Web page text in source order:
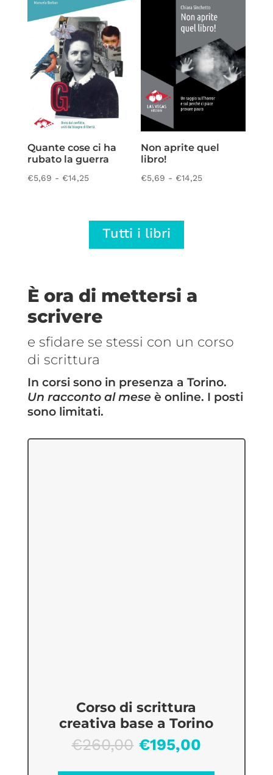
a
€14,25
€5,69
a
€14,25
Quante cose ci ha
rubato la guerra
€5,69 - €14,25Fascia
€5,69
Non aprite quel
libro!
€5,69 - €14,25Fascia
Tutti i libri
È ora di mettersi a
scrivere
e sfidare se stessi con un corso
di scrittura
In corsi sono in presenza a Torino.
Un racconto al meseè online. I posti
sono limitati.
Corso di scrittura
creativa base a Torino
€260,00 Il
€195,00